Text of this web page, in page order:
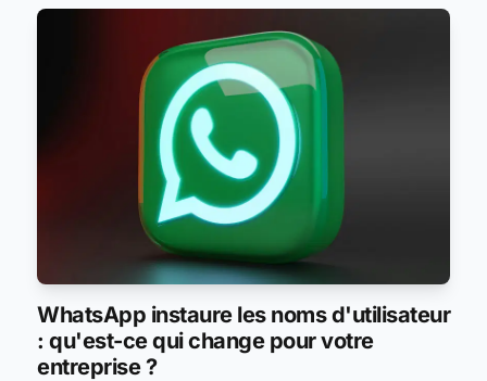
WhatsApp instaure les noms d'utilisateur
: qu'est-ce qui change pour votre
entreprise ?